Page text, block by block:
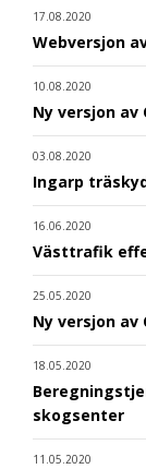
17.08.2020
Webversjon
10.08.2020
Ny versjon av
03.08.2020
Ingarp
16.06.2020
Västtrafik
25.05.2020
Ny versjon av
18.05.2020
skogsenter
11.05.2020